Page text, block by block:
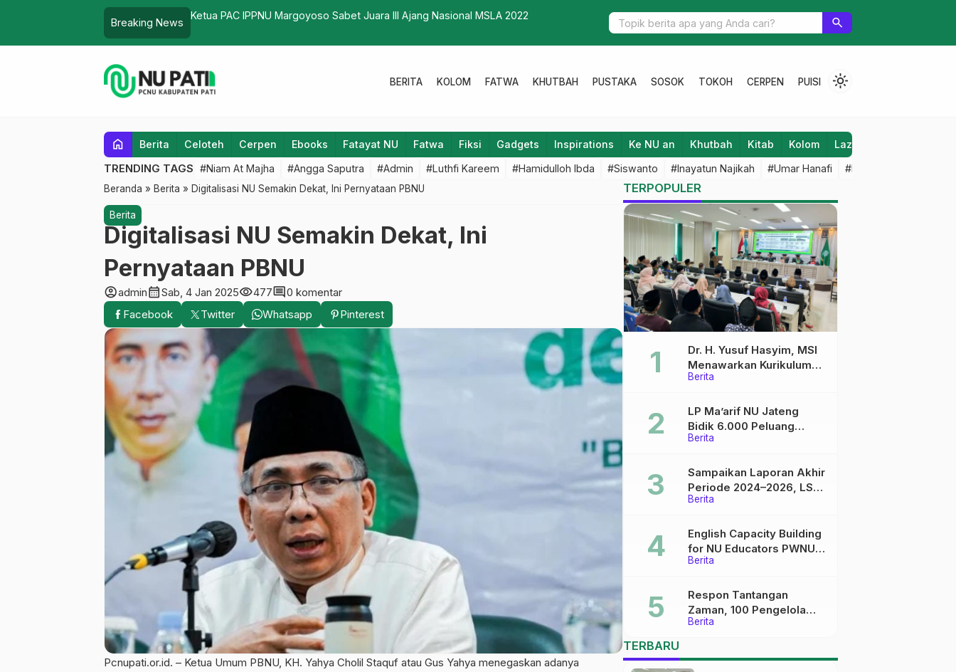
Breaking News
Buka Konferensi Fatayat, MWC : Musuh NU Gembong Adalah Radikalisasi Misteri Lailatul Qadar search
BERITA KOLOM FATWA KHUTBAH PUSTAKA SOSOK TOKOH CERPEN PUISI light_mode
home Berita Celoteh Cerpen Ebooks Fatayat NU Fatwa Fiksi Gadgets Inspirations Ke NU an Khutbah Kitab Kolom Laziz NU
TRENDING TAGS #Niam At Majha #Angga Saputra #Admin #Luthfi Kareem #Hamidulloh Ibda #Siswanto #Inayatun Najikah #Umar Hanafi #M Iqbal Dawami
Beranda » Berita » Digitalisasi NU Semakin Dekat, Ini Pernyataan PBNU
Berita
Digitalisasi NU Semakin Dekat, Ini
Pernyataan PBNU
account_circleadmincalendar_monthSab, 4 Jan 2025visibility477comment0 komentar
Facebook
Twitter Whatsapp Pinterest
Pcnupati.or.id. – Ketua Umum PBNU, KH. Yahya Cholil Staquf atau Gus Yahya menegaskan adanya
TERPOPULER
Berita
Dr. H. Yusuf Hasyim, MSI
Menawarkan Kurikulum
Diversifikasi, Harapan
pendidikan
Berita
LP Ma’arif NU Jateng
Bidik 6.000 Peluang
Pelatihan dan Sertifikasi
Berita
Sampaikan Laporan Akhir
Periode 2024–2026, LSP
P2 Ma’arif NU Jateng
and Match
Berita
English Capacity Building
for NU Educators PWNU
Jawa Tengah Batch#4;
Masa Depan
Berita
Respon Tantangan
Zaman, 100 Pengelola
Medsos Sekolah Ma’arif
Pelatihan Literasi Digital
TERBARU